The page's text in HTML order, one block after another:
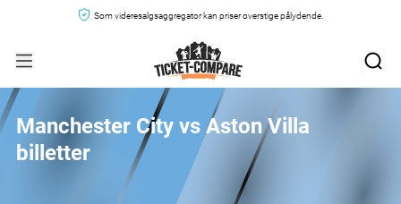
Som videresalgsaggregator kan priser overstige pålydende.
Manchester City vs Aston Villa
billetter